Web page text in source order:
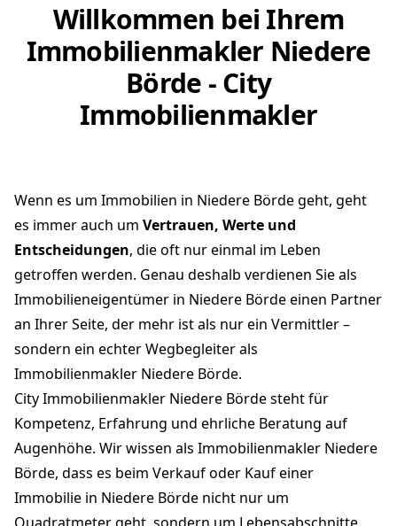
Willkommen bei Ihrem
Immobilienmakler Niedere
Börde - City
Immobilienmakler
Wenn es um Immobilien in Niedere Börde geht, geht
es immer auch um Vertrauen, Werte und
Entscheidungen, die oft nur einmal im Leben
getroffen werden. Genau deshalb verdienen Sie als
Immobilieneigentümer in Niedere Börde einen Partner
an Ihrer Seite, der mehr ist als nur ein Vermittler –
sondern ein echter Wegbegleiter als
Immobilienmakler Niedere Börde.
City Immobilienmakler Niedere Börde steht für
Kompetenz, Erfahrung und ehrliche Beratung auf
Augenhöhe. Wir wissen als Immobilienmakler Niedere
Börde, dass es beim Verkauf oder Kauf einer
Immobilie in Niedere Börde nicht nur um